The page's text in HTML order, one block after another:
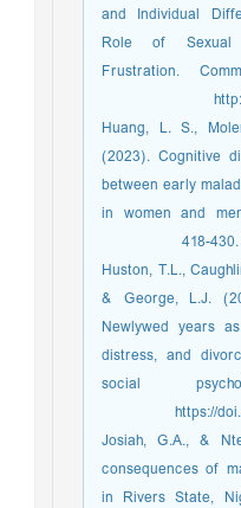
and Individual
Role of Sexual
Frustration.
Huang, L. S.,
(2023). Cognitive
between early
in women and
418-
Huston, T.L.,
& George, L.J.
Newlywed years
distress, and
social
https://
Josiah, G.A., &
consequences of
in Rivers State,